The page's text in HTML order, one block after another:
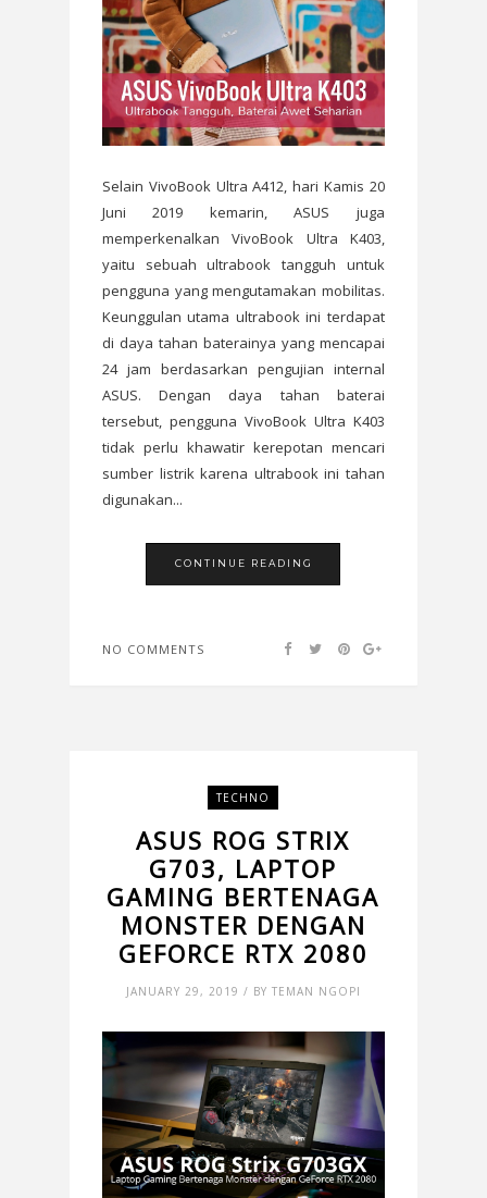
Selain VivoBook Ultra A412, hari Kamis 20
Juni 2019 kemarin, ASUS juga
memperkenalkan VivoBook Ultra K403,
yaitu sebuah ultrabook tangguh untuk
pengguna yang mengutamakan mobilitas.
Keunggulan utama ultrabook ini terdapat
di daya tahan baterainya yang mencapai
24 jam berdasarkan pengujian internal
ASUS. Dengan daya tahan baterai
tersebut, pengguna VivoBook Ultra K403
tidak perlu khawatir kerepotan mencari
sumber listrik karena ultrabook ini tahan
digunakan...
CONTINUE READING
NO COMMENTS
TECHNO
ASUS ROG STRIX
G703, LAPTOP
GAMING BERTENAGA
MONSTER DENGAN
GEFORCE RTX 2080
JANUARY 29, 2019 / BY TEMAN NGOPI